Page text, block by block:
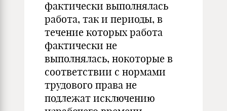
фактически выполнялась
работа, так и периоды, в
течение которых работа
фактически не
выполнялась, нокоторые в
соответствии с нормами
трудового права не
подлежат исключению